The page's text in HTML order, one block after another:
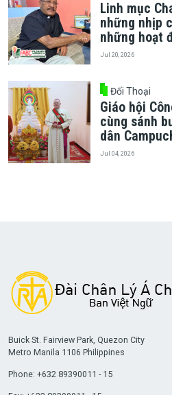
Linh mục
những nhịp
những hoạt
Jul 20, 2026
Đối Thoại
Giáo hội
cùng sánh
dân
Jul 04, 2026
Buick St. Fairview Park, Quezon City
Metro Manila 1106 Philippines
Phone: +632 89390011 - 15